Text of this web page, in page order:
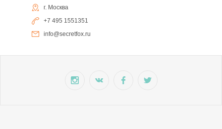
г. Москва
+7 495 1551351
info@secretfox.ru